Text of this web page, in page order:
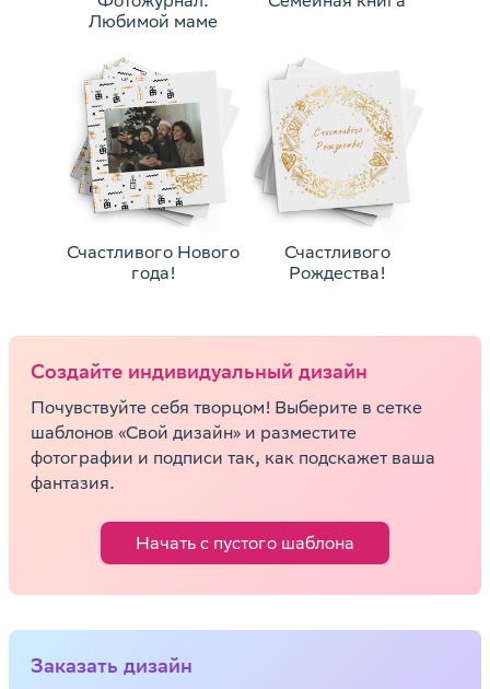
Любимой маме
Счастливого Нового
года!
Счастливого
Рождества!
Cоздайте индивидуальный дизайн
Почувствуйте себя творцом! Выберите в сетке
шаблонов «Свой дизайн» и разместите
фотографии и подписи так, как подскажет ваша
фантазия.
Начать с пустого шаблона
Заказать дизайн